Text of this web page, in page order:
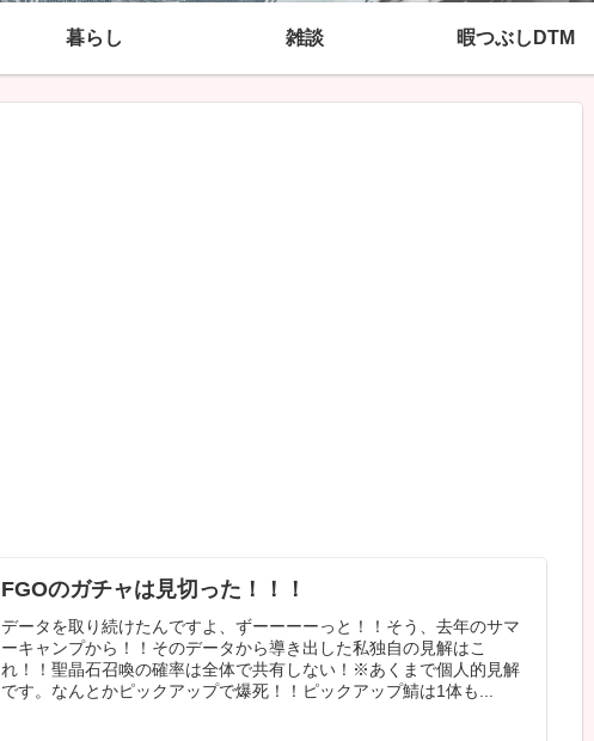
暮らし 雑談 暇つぶしDTM
FGOのガチャは見切った！！！
データを取り続けたんですよ、ずーーーーっと！！そう、去年のサマ
ーキャンプから！！そのデータから導き出した私独自の見解はこ
れ！！聖晶石召喚の確率は全体で共有しない！※あくまで個人的見解
です。なんとかピックアップで爆死！！ピックアップ鯖は1体も...